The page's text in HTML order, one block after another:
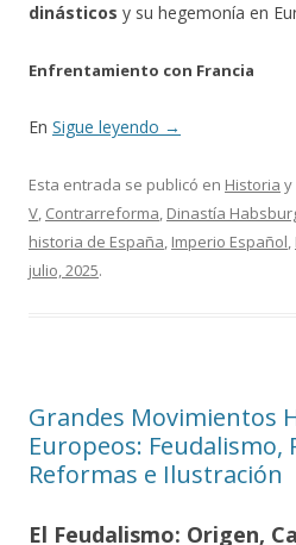
dinásticos y su hegemonía en
Enfrentamiento con Francia
En Sigue leyendo →
Esta entrada se publicó en Historia y
V, Contrarreforma, Dinastía
historia de España, Imperio Español,
julio, 2025.
Grandes Movimientos
Europeos: Feudalismo,
Reformas e Ilustración
El Feudalismo: Origen,